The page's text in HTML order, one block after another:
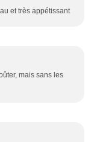
et très appétissant
mais sans les